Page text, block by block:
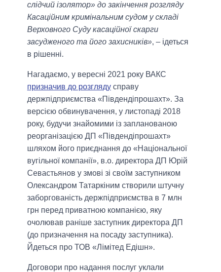
слідчий ізолятор» до закінчення розгляду
Касаційним кримінальним судом у складі
Верховного Суду касаційної скарги
засудженого та його захисників», – ідеться
в рішенні.
Нагадаємо, у вересні 2021 року ВАКС
призначив до розгляду справу
держпідприємства «Південдіпрошахт». За
версією обвинувачення, у листопаді 2018
року, будучи знайомими із запланованою
реорганізацією ДП «Південдіпрошахт»
шляхом його приєднання до «Національної
вугільної компанії», в.о. директора ДП Юрій
Севастьянов у змові зі своїм заступником
Олександром Татаркіним створили штучну
заборгованість держпідприємства в 7 млн
грн перед приватною компанією, яку
очолював раніше заступник директора ДП
(до призначення на посаду заступника).
Йдеться про ТОВ «Лімітед Едішн».
Договори про надання послуг уклали